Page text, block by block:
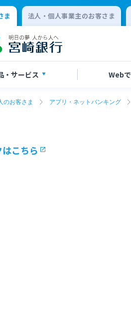
ま 法人・個人事業主のお客さま
・ サービス Webで
さま情報ご提供のお願い
談
のお客さま アプリ・ネットバンキング
こちら